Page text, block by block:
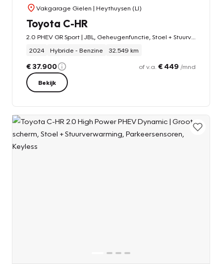
Vakgarage Gielen | Heythuysen (LI)
Toyota C-HR
2024
Hybride - Benzine 32.549 km
€ 37.900 of v.a. € 449 /mnd
Bekijk